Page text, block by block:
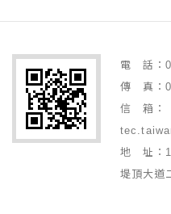
電 話：
傳 真：
信 箱：
地 址：
堤頂大道